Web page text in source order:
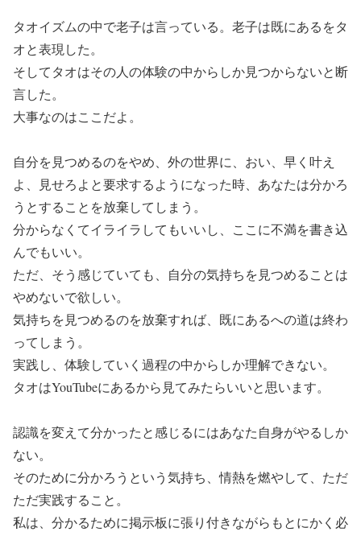
タオイズムの中で老子は言っている。老子は既にあるをタ
オと表現した。
そしてタオはその人の体験の中からしか見つからないと断
言した。
大事なのはここだよ。
自分を見つめるのをやめ、外の世界に、おい、早く叶え
よ、見せろよと要求するようになった時、あなたは分かろ
うとすることを放棄してしまう。
分からなくてイライラしてもいいし、ここに不満を書き込
んでもいい。
ただ、そう感じていても、自分の気持ちを見つめることは
やめないで欲しい。
気持ちを見つめるのを放棄すれば、既にあるへの道は終わ
ってしまう。
実践し、体験していく過程の中からしか理解できない。
タオはYouTubeにあるから見てみたらいいと思います。
認識を変えて分かったと感じるにはあなた自身がやるしか
ない。
そのために分かろうという気持ち、情熱を燃やして、ただ
ただ実践すること。
私は、分かるために掲示板に張り付きながらもとにかく必